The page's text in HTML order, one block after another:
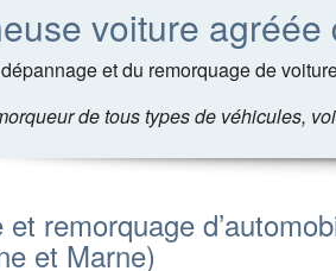
voiture
et du remorquage de
de tous types de véhicules,
et remorquage
et Marne)